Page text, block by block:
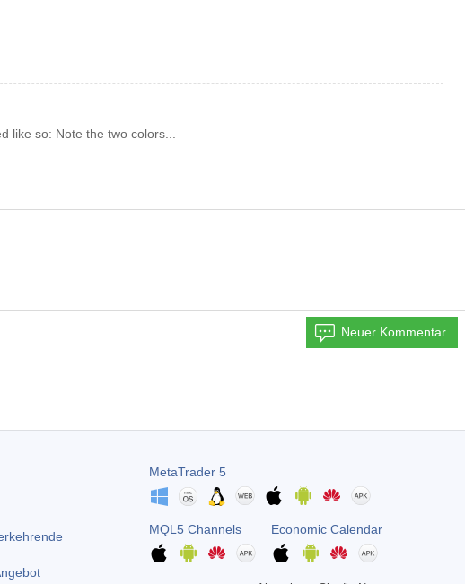
like so: Note the two colors...
Neuer Kommentar
MetaTrader 5
MQL5 Channels Economic Calendar